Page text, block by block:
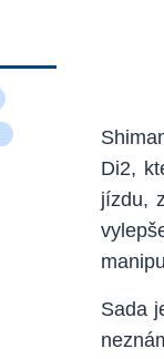
Di2,
jízdu,
Sada